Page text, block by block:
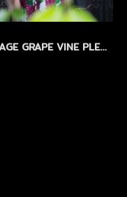
VINTAGE GRAPE VINE PLEATED DRESS by WLS LIMITED EDITION - SIZEM